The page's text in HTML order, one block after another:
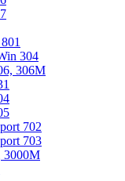
304
306M
702
703
3000М